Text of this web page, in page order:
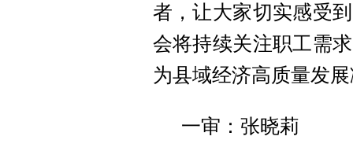
者，让大家切实感受
会将持续关注职工需
为县域经济高质量发
一审：张晓莉